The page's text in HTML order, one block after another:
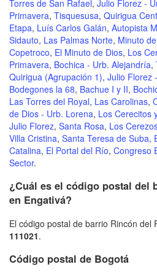
Torres de San Rafael, Julio Florez -
Primavera, Tisquesusa, Quirigua
Etapa, Luís Carlos Galán, Autopista
Sidauto, Las Palmas Norte, Minuto
Copetroco, El Minuto de Dios, Los
Primavera, Bochica - Urb. Alejandría,
Quirigua (Agrupación 1), Julio Florez
Bodegones la 68, Bachue I y II,
Las Torres del Royal, Las Carolinas,
de Dios - Urb. Lorena, Los Cerecitos
Julio Florez, Santa Rosa, Los
Villa Cristina, Santa Teresa de Suba,
Catalina, El Portal del Río, Congreso
Sector.
¿Cuál es el código postal del
en Engativá?
El código postal de barrio Rincón del
111021.
Código postal de Bogotá